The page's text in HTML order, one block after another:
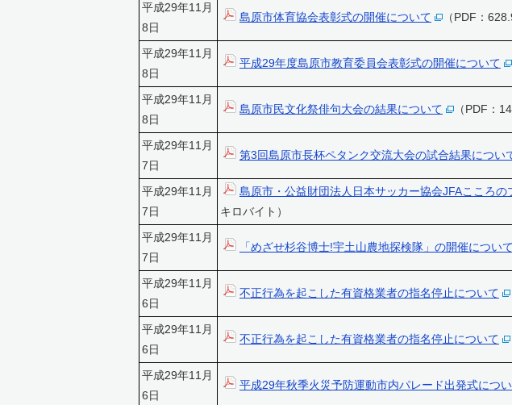
平成29年11月
8日
島原市体育協会表彰式の開催について （PDF：
平成29年11月
8日
平成29年度島原市教育委員会表彰式の開催について
平成29年11月
8日
島原市民文化祭俳句大会の結果について （PDF：
平成29年11月
7日
第3回島原市長杯ペタンク交流大会の試合結果につい
平成29年11月
7日
島原市・公益財団法人日本サッカー協会JFAこころ
キロバイト）
平成29年11月
7日
「めざせ杉谷博士!宇土山農地探検隊」の開催について
平成29年11月
6日
不正行為を起こした有資格業者の指名停止について
平成29年11月
6日
不正行為を起こした有資格業者の指名停止について
平成29年11月
6日
平成29年秋季火災予防運動市内パレード出発式につ